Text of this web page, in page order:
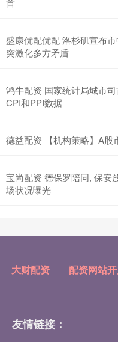
首
盛康优配优配 洛杉矶宣布
突激化多方矛盾
鸿牛配资 国家统计局城市
CPI和PPI数据
德益配资 【机构策略】A股
宝尚配资 德保罗陪同, 保安
场状况曝光
大财配资 配资网站
友情链接：